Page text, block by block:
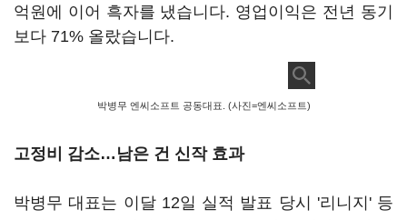
억원에 이어 흑자를 냈습니다. 영업이익은 전년 동기
보다 71% 올랐습니다.
박병무 엔씨소프트 공동대표. (사진=엔씨소프트)
고정비 감소…남은 건 신작 효과
박병무 대표는 이달 12일 실적 발표 당시 '리니지' 등